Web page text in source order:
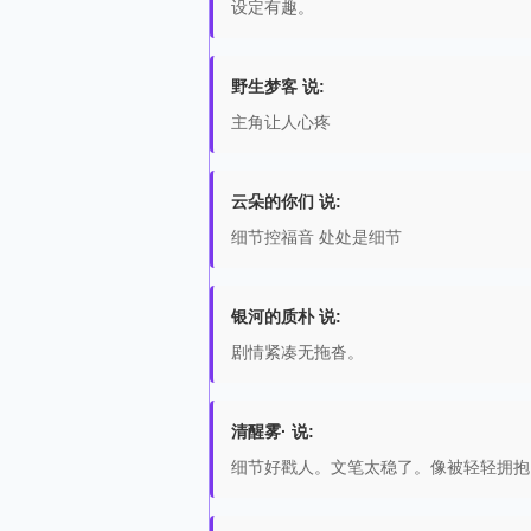
设定有趣。
野生梦客 说:
主角让人心疼
云朵的你们 说:
细节控福音 处处是细节
银河的质朴 说:
剧情紧凑无拖沓。
清醒雾· 说:
细节好戳人。文笔太稳了。像被轻轻拥